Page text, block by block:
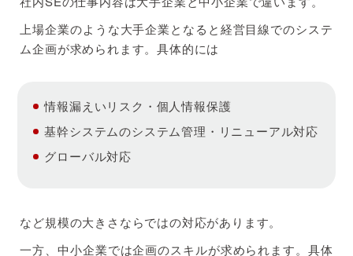
上場企業のような大手企業となると経営目線でのシステ
ム企画が求められます。具体的には
情報漏えいリスク・個人情報保護
基幹システムのシステム管理・リニューアル対応
グローバル対応
など規模の大きさならではの対応があります。
一方、中小企業では企画のスキルが求められます。具体